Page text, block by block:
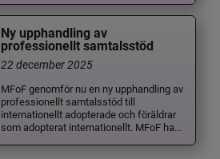
Ny upphandling av
professionellt samtalsstöd
22 december 2025
MFoF genomför nu en ny upphandling av
professionellt samtalsstöd till
internationellt adopterade och föräldrar
som adopterat internationellt. MFoF ha...